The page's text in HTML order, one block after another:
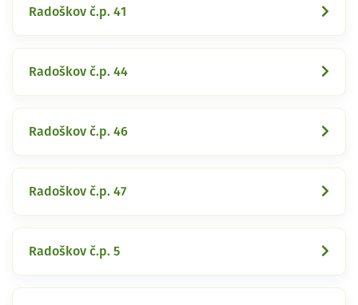
Radoškov č.p. 41
Radoškov č.p. 44
Radoškov č.p. 46
Radoškov č.p. 47
Radoškov č.p. 5